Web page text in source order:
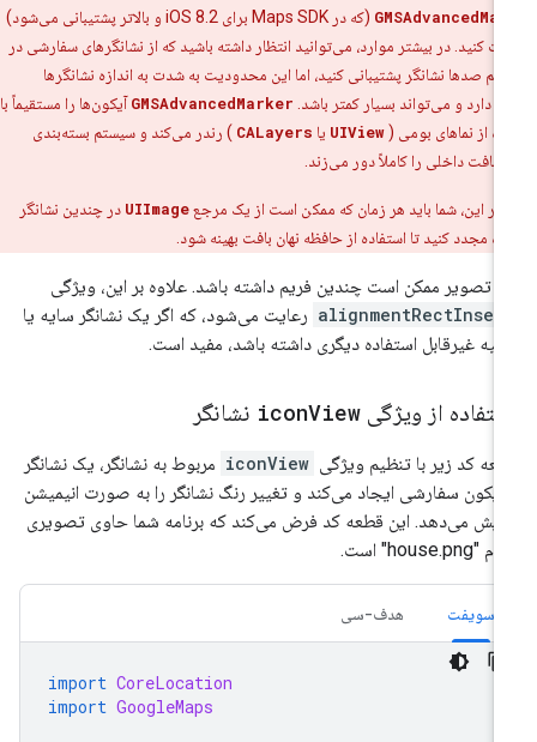
(که در Maps SDK برای iOS 8.2 و بالاتر پشتیبانی می‌شود)
کنید. در بیشتر موارد، می‌توانید انتظار داشته باشید که از نشانگرهای سفارشی در
کم صدها نشانگر پشتیبانی کنید، اما این محدودیت به شدت به اندازه نشانگرها
دارد و می‌تواند بسیار کمتر باشد.GMSAdvancedMarkerآیکون‌ها را مستقیماً با
از نماهای بومی (UIViewیاCALayers) رندر می‌کند و سیستم بسته‌بندی
بافت داخلی را کاملاً دور می‌زند.
بر این، شما باید هر زمان که ممکن است از یک مرجعUIImageدر چندین نشانگر
مجدد کنید تا استفاده از حافظه نهان بافت بهینه شود.
تصویر ممکن است چندین فریم داشته باشد. علاوه بر این، ویژگی
رعایت می‌شود، که اگر یک نشانگر سایه یا
غیرقابل استفاده دیگری داشته باشد، مفید است.
از ویژگی iconView نشانگر
کد زیر با تنظیم ویژگی iconView مربوط به نشانگر، یک نشانگر
آیکون سفارشی ایجاد می‌کند و تغییر رنگ نشانگر را به صورت انیمیشن
می‌دهد. این قطعه کد فرض می‌کند که برنامه شما حاوی تصویری
سویفت هدف-سی
import CoreLocation
import GoogleMaps